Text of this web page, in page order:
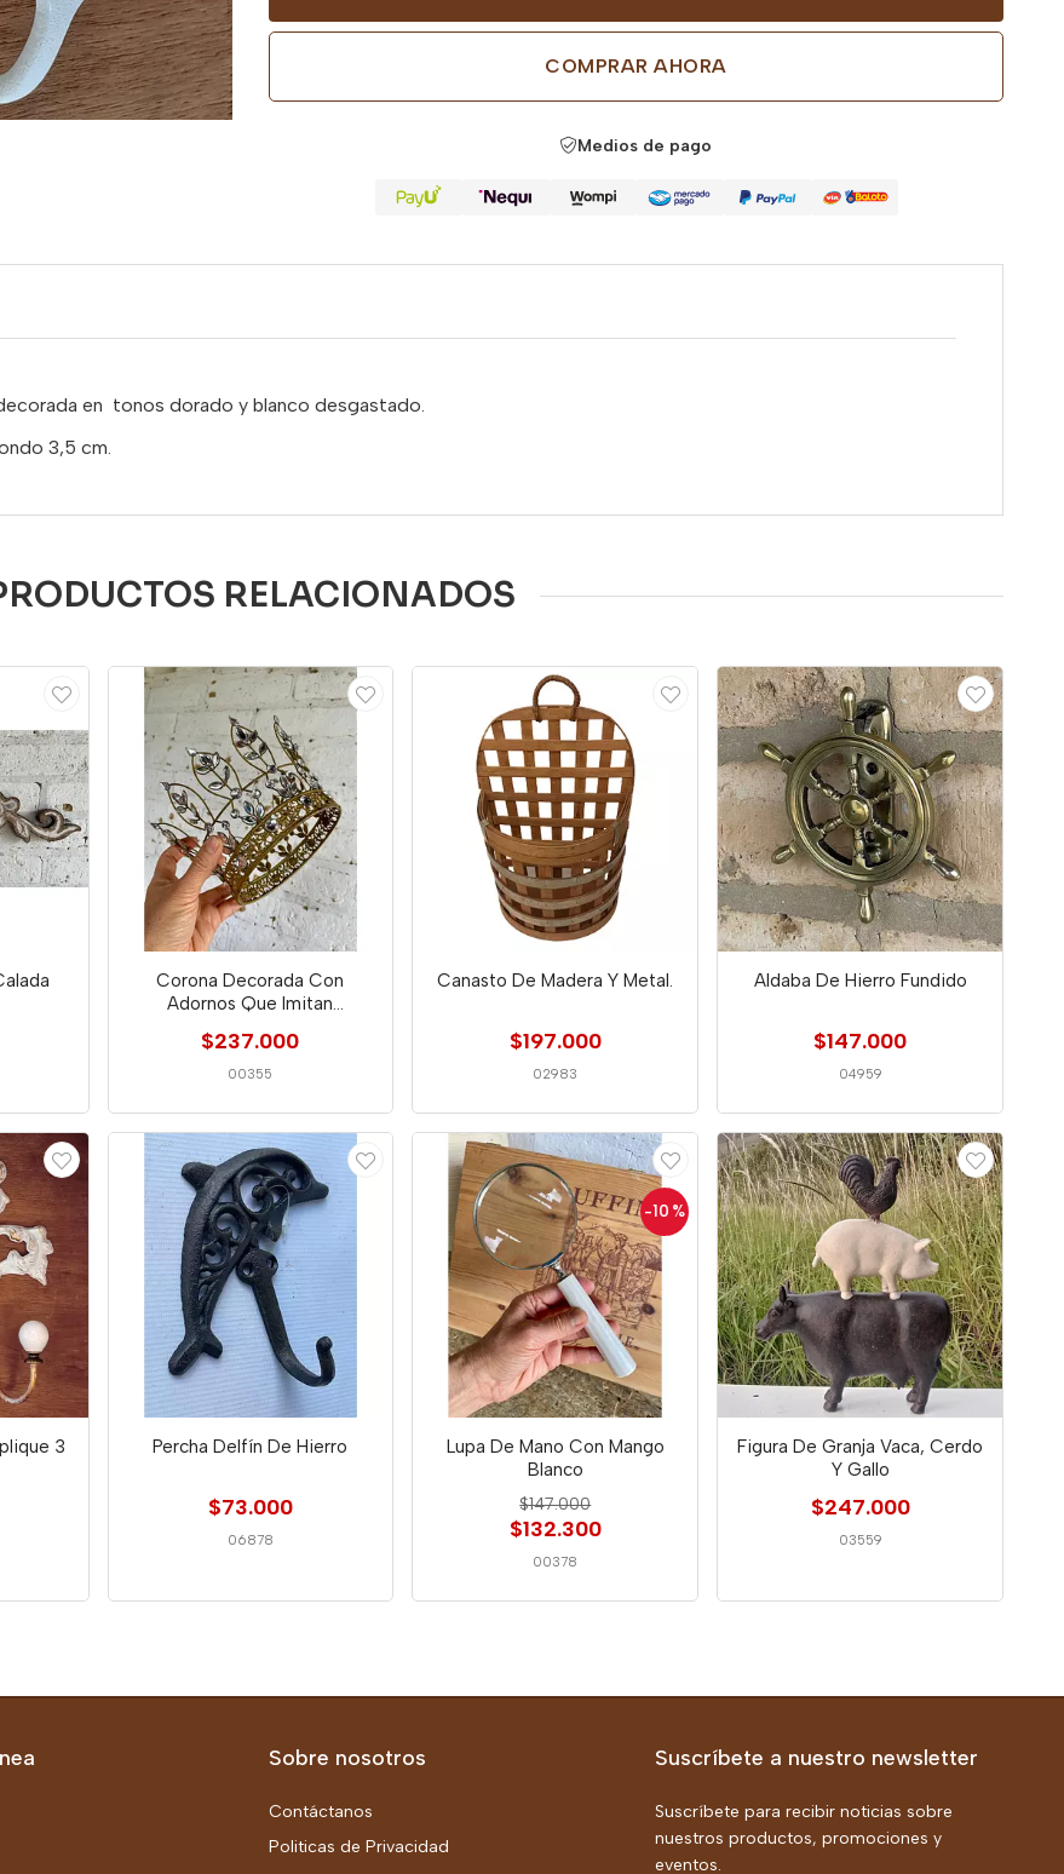
COMPRAR AHORA
Medios de pago
en tonos dorado y blanco desgastado.
3,5 cm.
RELACIONADOS
Corona Decorada Con
Adornos Que Imitan
Diamantes
$237.000
00355
Canasto De Madera Y Metal.
$197.000
02983
Aldaba De Hierro Fundido
$147.000
04959
3
Percha Delfín De Hierro
$73.000
06878
-10 %
Lupa De Mano Con Mango
Blanco
$147.000
$132.300
00378
Figura De Granja Vaca, Cerdo
Y Gallo
$247.000
03559
Sobre nosotros
Contáctanos
Politicas de Privacidad
Suscríbete a nuestro newsletter
Suscríbete para recibir noticias sobre
nuestros productos, promociones y
eventos.